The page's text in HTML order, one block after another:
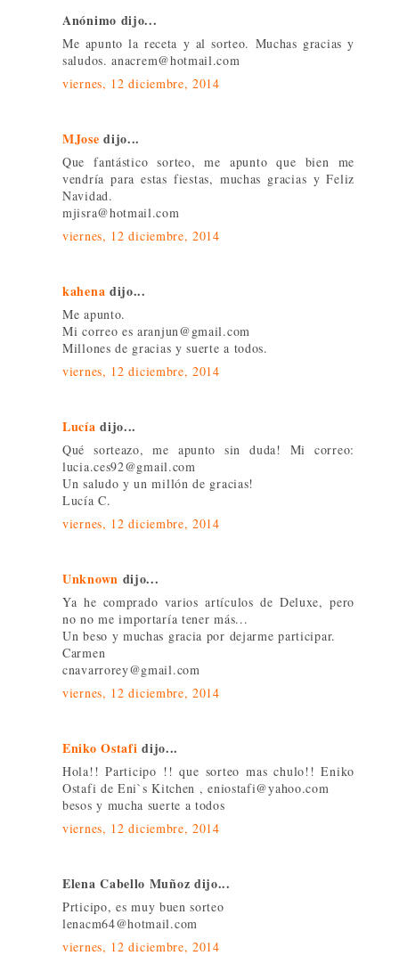
Anónimo dijo...
Me apunto la receta y al sorteo. Muchas gracias y
saludos. anacrem@hotmail.com
viernes, 12 diciembre, 2014
MJose dijo...
Que fantástico sorteo, me apunto que bien me
vendría para estas fiestas, muchas gracias y Feliz
Navidad.
mjisra@hotmail.com
viernes, 12 diciembre, 2014
kahena dijo...
Me apunto.
Mi correo es aranjun@gmail.com
Millones de gracias y suerte a todos.
viernes, 12 diciembre, 2014
Lucía dijo...
Qué sorteazo, me apunto sin duda! Mi correo:
lucia.ces92@gmail.com
Un saludo y un millón de gracias!
Lucía C.
viernes, 12 diciembre, 2014
Unknown dijo...
Ya he comprado varios artículos de Deluxe, pero
no no me importaría tener más...
Un beso y muchas gracia por dejarme participar.
Carmen
cnavarrorey@gmail.com
viernes, 12 diciembre, 2014
Eniko Ostafi dijo...
Hola!! Participo !! que sorteo mas chulo!! Eniko
Ostafi de Eni`s Kitchen , eniostafi@yahoo.com
besos y mucha suerte a todos
viernes, 12 diciembre, 2014
Elena Cabello Muñoz dijo...
Prticipo, es muy buen sorteo
lenacm64@hotmail.com
viernes, 12 diciembre, 2014